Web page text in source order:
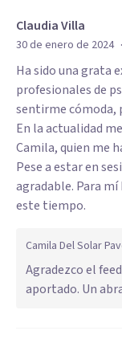
Claudia Villa
30 de enero de 2024 ·
Ha sido una grata
profesionales de
sentirme cómoda,
En la actualidad
Camila, quien me
Pese a estar en
agradable. Para
este tiempo.
Camila Del Solar
Agradezco el
aportado. Un